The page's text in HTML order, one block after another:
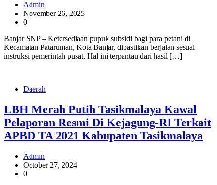
Admin
November 26, 2025
0
Banjar SNP – Ketersediaan pupuk subsidi bagi para petani di
Kecamatan Pataruman, Kota Banjar, dipastikan berjalan sesuai
instruksi pemerintah pusat. Hal ini terpantau dari hasil […]
Daerah
LBH Merah Putih Tasikmalaya Kawal
Pelaporan Resmi Di Kejagung-RI Terkait
APBD TA 2021 Kabupaten Tasikmalaya
Admin
October 27, 2024
0